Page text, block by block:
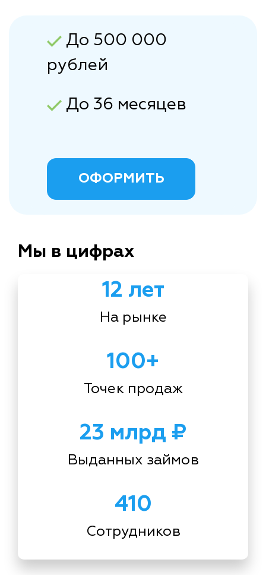
До 500 000
рублей
До 36 месяцев
ОФОРМИТЬ
Мы в цифрах
12 лет
На рынке
100+
Точек продаж
23 млрд ₽
Выданных займов
410
Сотрудников